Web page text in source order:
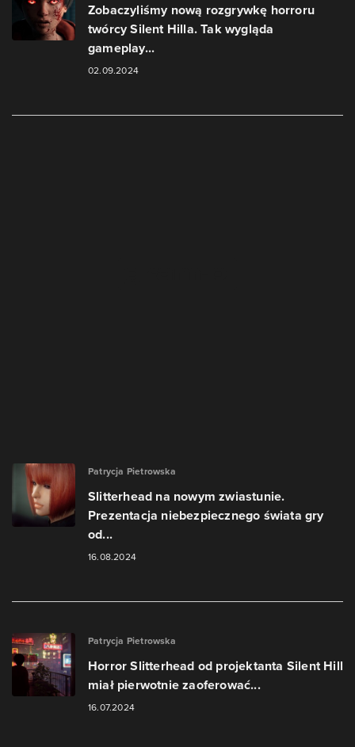
Zobaczyliśmy nową rozgrywkę horroru
twórcy Silent Hilla. Tak wygląda
gameplay...
02.09.2024
Patrycja Pietrowska
Slitterhead na nowym zwiastunie.
Prezentacja niebezpiecznego świata gry
od...
16.08.2024
Patrycja Pietrowska
Horror Slitterhead od projektanta Silent Hill
miał pierwotnie zaoferować...
16.07.2024